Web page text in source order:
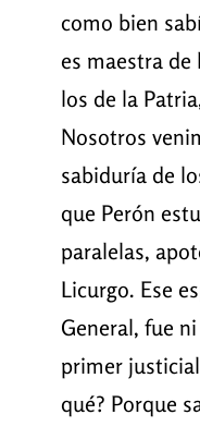
como bien
es maestra de
los de la
Nosotros
sabiduría de
que Perón
paralelas,
Licurgo. Ese
General, fue
primer
qué? Porque